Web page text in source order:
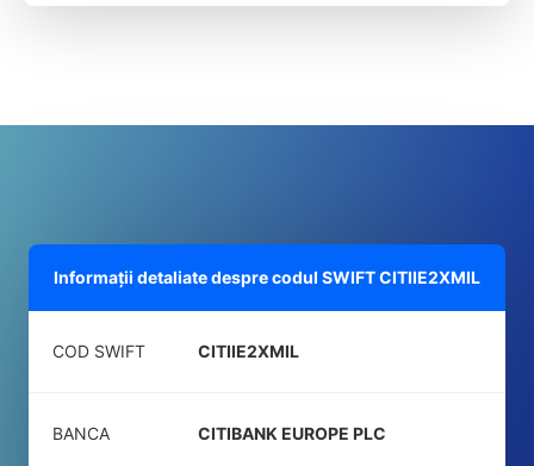
Informații detaliate despre codul SWIFTCITIIE2XMIL
COD SWIFT CITIIE2XMIL
BANCA CITIBANK EUROPE PLC